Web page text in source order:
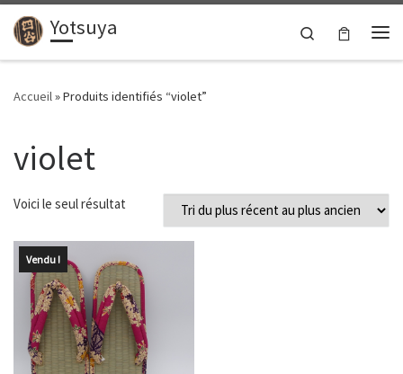
Passer au contenu
Yotsuya
Search
Accueil»Produits identifiés “violet”
violet
Voici le seul résultat
Vendu !